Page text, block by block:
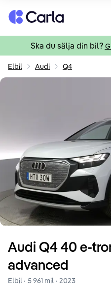
Tillbaka till startsidan
Ska du sälja din bil?
Elbil Audi Q4
Audi Q440 e-
advanced
Elbil · 5 961 mil · 2023